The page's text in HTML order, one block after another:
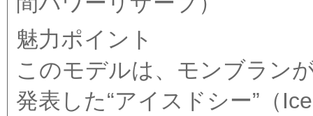
魅力ポイント
このモデルは、モンブラン
発表した“アイスドシー”（